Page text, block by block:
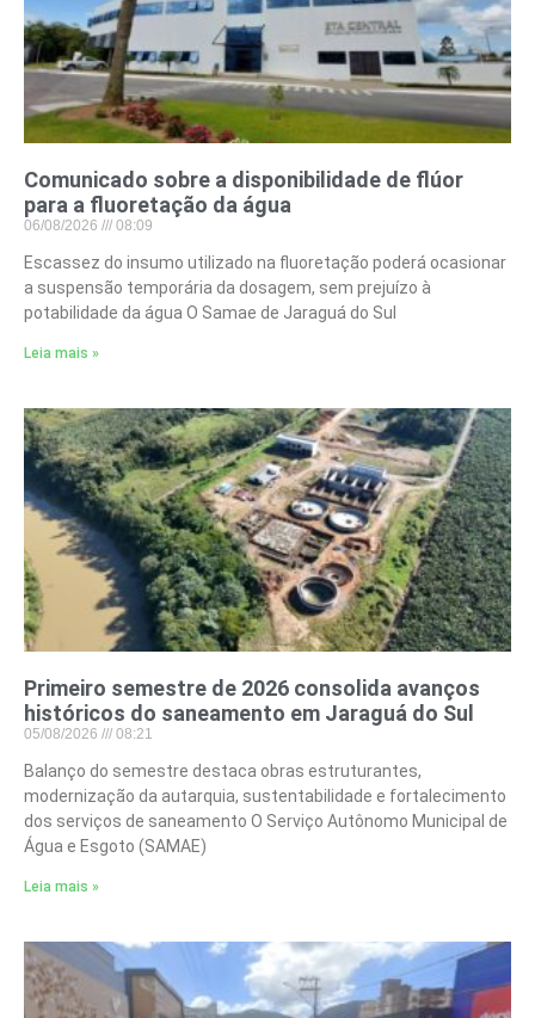
Comunicado sobre a disponibilidade de flúor
para a fluoretação da água
06/08/2026 08:09
Escassez do insumo utilizado na fluoretação poderá ocasionar
a suspensão temporária da dosagem, sem prejuízo à
potabilidade da água O Samae de Jaraguá do Sul
Leia mais »
Primeiro semestre de 2026 consolida avanços
históricos do saneamento em Jaraguá do Sul
05/08/2026 08:21
Balanço do semestre destaca obras estruturantes,
modernização da autarquia, sustentabilidade e fortalecimento
dos serviços de saneamento O Serviço Autônomo Municipal de
Água e Esgoto (SAMAE)
Leia mais »